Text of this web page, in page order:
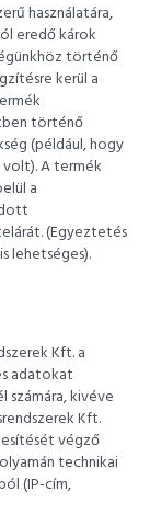
használatára,
eredő károk
történő
kerül a
történő
(például, hogy
A termék
a
(Egyeztetés
lehetséges).
Kft. a
adatokat
számára, kivéve
Kft.
végző
technikai
(IP-cím,